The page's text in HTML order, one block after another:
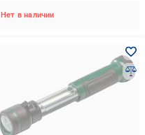
Нет в наличии